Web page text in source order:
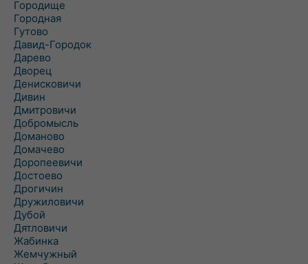
Городище
Городная
Гутово
Давид-Городок
Дарево
Дворец
Денисковичи
Дивин
Дмитровичи
Добромысль
Доманово
Домачево
Доропеевичи
Достоево
Дрогичин
Дружиловичи
Дубой
Дятловичи
Жабинка
Жемчужный